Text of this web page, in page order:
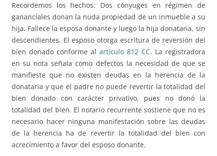
Recordemos los hechos: Dos cónyuges en régimen de
gananciales donan la nuda propiedad de un inmueble a su
hija. Fallece la esposa donante y luego la hija donataria, sin
descendientes. El esposo otorga escritura de reversión del
bien donado conforme al artículo 812 CC. La registradora
en su nota señala como defectos la necesidad de que se
manifieste que no existen deudas en la herencia de la
donataria y que el padre no puede revertir la totalidad del
bien donado con carácter privativo, pues no donó la
totalidad del bien. El notario recurrente sostiene que no es
necesario hacer ninguna manifestación sobre las deudas
de la herencia ha de revertir la totalidad del bien con
acrecimiento a favor del esposo donante.